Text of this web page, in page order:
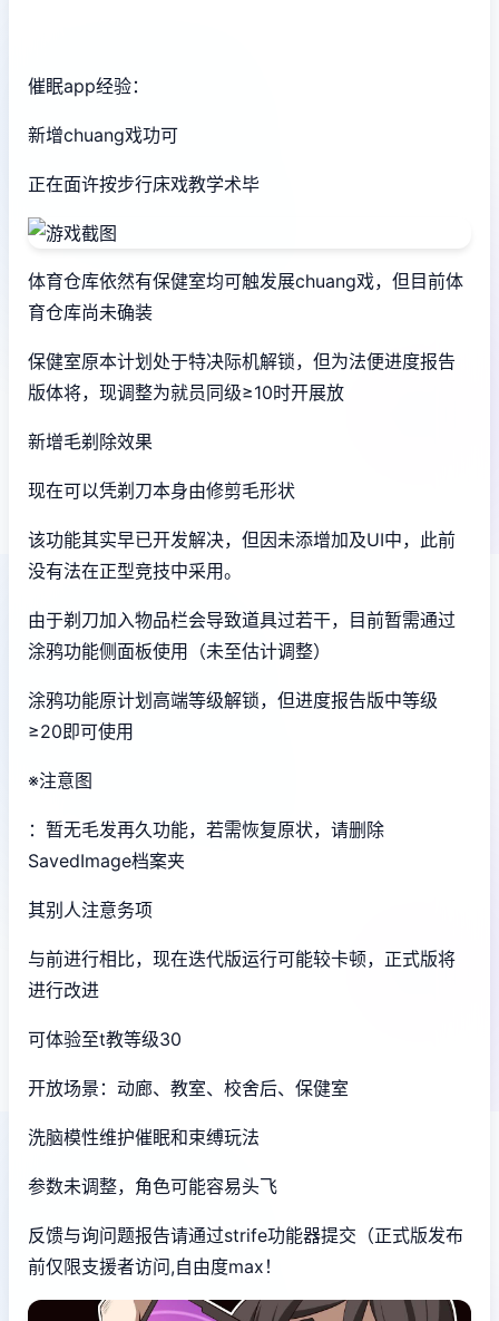
催眠app经验：
新增chuang戏功可
正在面许按步行床戏教学术毕
体育仓库依然有保健室均可触发展chuang戏，但目前体
育仓库尚未确装
保健室原本计划处于特决际机解锁，但为法便进度报告
版体将，现调整为就员同级≥10时开展放
新增毛剃除效果
现在可以凭剃刀本身由修剪毛形状
该功能其实早已开发解决，但因未添增加及UI中，此前
没有法在正型竞技中采用。
由于剃刀加入物品栏会导致道具过若干，目前暂需通过
涂鸦功能侧面板使用（未至估计调整）
涂鸦功能原计划高端等级解锁，但进度报告版中等级
≥20即可使用
※注意图
：暂无毛发再久功能，若需恢复原状，请删除
SavedImage档案夹
其别人注意务项
与前进行相比，现在迭代版运行可能较卡顿，正式版将
进行改进
可体验至t教等级30
开放场景：动廊、教室、校舍后、保健室
洗脑模性维护催眠和束缚玩法
参数未调整，角色可能容易头飞
反馈与询问题报告请通过strife功能器提交（正式版发布
前仅限支援者访问,自由度max！